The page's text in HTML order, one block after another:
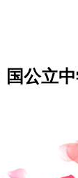
国公立